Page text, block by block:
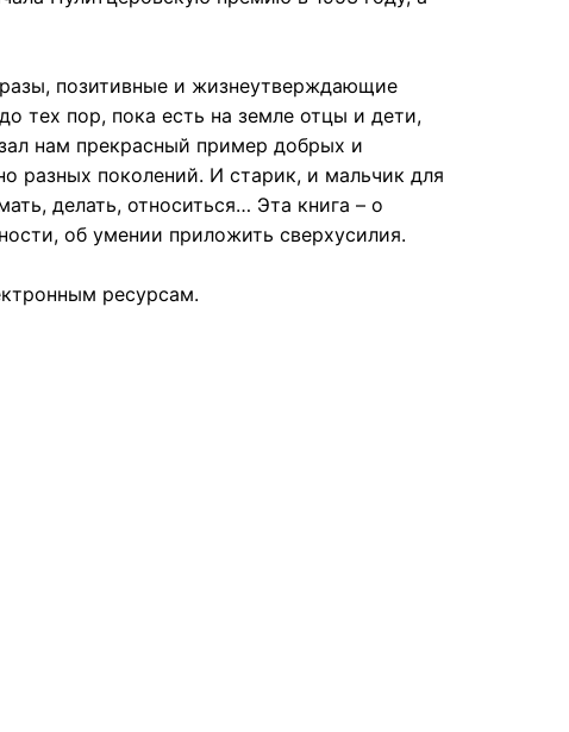
позитивные и жизнеутверждающие
тех пор, пока есть на земле отцы и дети,
нам прекрасный пример добрых и
разных поколений. И старик, и мальчик для
делать, относиться… Эта книга – о
об умении приложить сверхусилия.
ресурсам.